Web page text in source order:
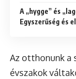
A „hygge” és
Egyszerűség és
Az otthonunk a
évszakok